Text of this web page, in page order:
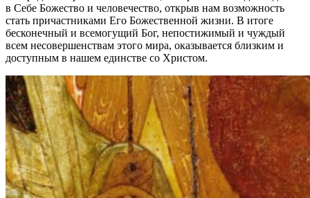
в Себе Божество и человечество, открыв нам возможность
стать причастниками Его Божественной жизни. В итоге
бесконечный и всемогущий Бог, непостижимый и чуждый
всем несовершенствам этого мира, оказывается близким и
доступным в нашем единстве со Христом.